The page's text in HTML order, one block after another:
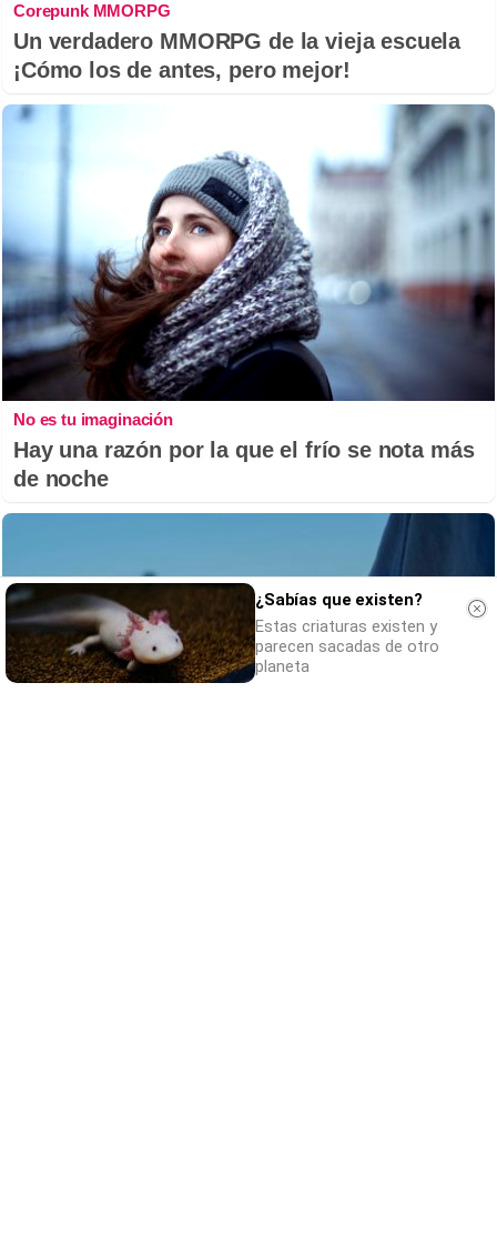
Corepunk MMORPG
Un verdadero MMORPG de la vieja escuela
¡Cómo los de antes, pero mejor!
No es tu imaginación
Hay una razón por la que el frío se nota más
de noche
¿Sabías que existen?
Estas criaturas existen y
parecen sacadas de otro
planeta